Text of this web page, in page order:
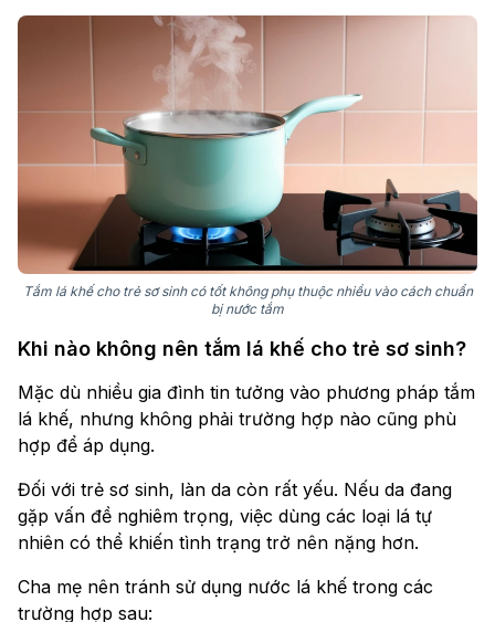
Tắm lá khế cho trẻ sơ sinh có tốt không phụ thuộc nhiều vào cách chuẩn
bị nước tắm
Khi nào không nên tắm lá khế cho trẻ sơ sinh?
Mặc dù nhiều gia đình tin tưởng vào phương pháp tắm
lá khế, nhưng không phải trường hợp nào cũng phù
hợp để áp dụng.
Đối với trẻ sơ sinh, làn da còn rất yếu. Nếu da đang
gặp vấn đề nghiêm trọng, việc dùng các loại lá tự
nhiên có thể khiến tình trạng trở nên nặng hơn.
Cha mẹ nên tránh sử dụng nước lá khế trong các
trường hợp sau: